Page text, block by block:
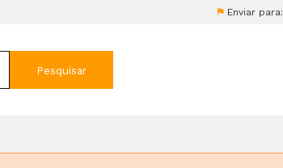
Enviar para:
Pesquisar